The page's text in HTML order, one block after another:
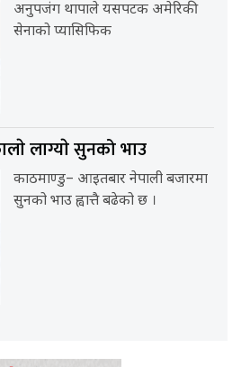
अनुपजंग थापाले यसपटक अमेरिकी
सेनाको प्यासिफिक
लाग्याे सुनको भाउ
काठमाण्डु– आइतबार नेपाली बजारमा
सुनको भाउ ह्वात्तै बढेको छ ।